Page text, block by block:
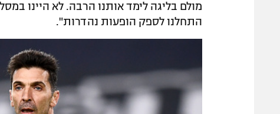
מולם בליגה לימד אותנו הרבה. לא היינו
התחלנו לספק הופעות נהדרות".